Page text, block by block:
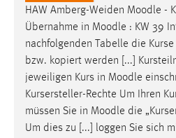
HAW Amberg-Weiden Moodle -
Übernahme in Moodle : KW 39
nachfolgenden Tabelle die
bzw. kopiert werden [...]
jeweiligen Kurs in Moodle
Kursersteller-Rechte Um Ihren
müssen Sie in Moodle die
Um dies zu [...] loggen Sie sich
Dieser Cookie ist notwendig um
einloggen zu können.
Cookie Laufzeit:
24 Stunden
STATISTIK